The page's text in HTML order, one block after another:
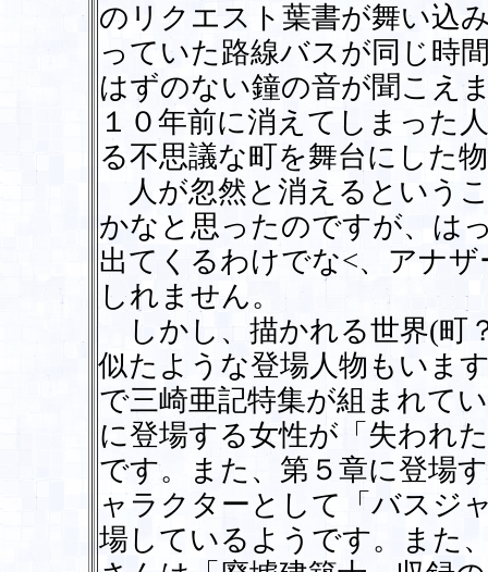
のリクエスト葉書が舞い込
っていた路線バスが同じ時
はずのない鐘の音が聞こえ
１０年前に消えてしまった
る不思議な町を舞台にした
人が忽然と消えるという
かなと思ったのですが、は
出てくるわけでな<、アナ
しれません。
しかし、描かれる世界(町
似たような登場人物もいま
で三崎亜記特集が組まれて
に登場する女性が「失われ
です。また、第５章に登場
ャラクターとして「バスジ
場しているようです。また